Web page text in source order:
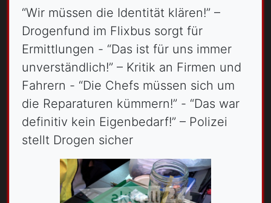
“Wir müssen die Identität klären!” –
Drogenfund im Flixbus sorgt für
Ermittlungen - “Das ist für uns immer
unverständlich!” – Kritik an Firmen und
Fahrern - “Die Chefs müssen sich um
die Reparaturen kümmern!” - “Das war
definitiv kein Eigenbedarf!” – Polizei
stellt Drogen sicher